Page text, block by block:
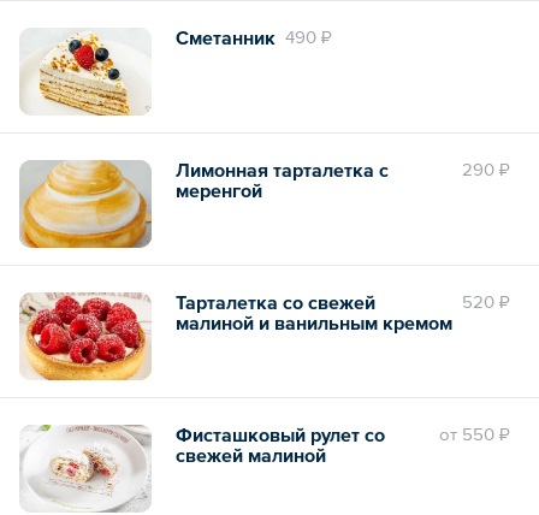
490 ₽
Сметанник
290 ₽
Лимонная тарталетка с
меренгой
520 ₽
Тарталетка со свежей
малиной и ванильным кремом
oт 550 ₽
Фисташковый рулет со
свежей малиной